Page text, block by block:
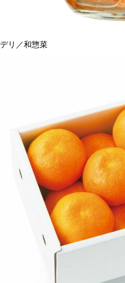
デリ／和惣菜